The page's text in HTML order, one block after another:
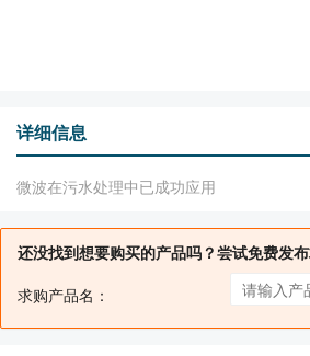
详细信息
微波在污水处理中已成功应用
还没找到想要购买的产品吗？尝试免费发
求购产品名：